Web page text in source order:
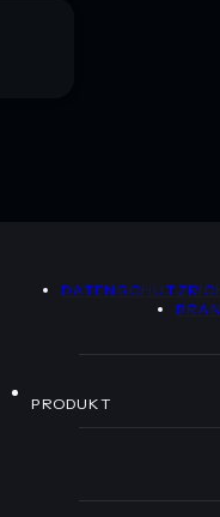
PRODUKT